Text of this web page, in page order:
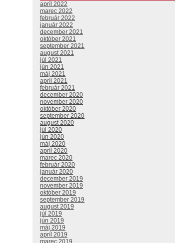
apríl 2022
marec 2022
február 2022
január 2022
december 2021
október 2021
september 2021
august 2021
júl 2021
jún 2021
máj 2021
apríl 2021
február 2021
december 2020
november 2020
október 2020
september 2020
august 2020
júl 2020
jún 2020
máj 2020
apríl 2020
marec 2020
február 2020
január 2020
december 2019
november 2019
október 2019
september 2019
august 2019
júl 2019
jún 2019
máj 2019
apríl 2019
marec 2019